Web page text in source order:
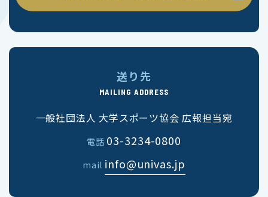
送り先
MAILING ADDRESS
一般社団法人 大学スポーツ協会 広報担当宛
電話 03-3234-0800
mail info@univas.jp